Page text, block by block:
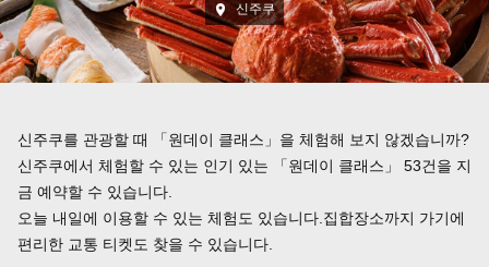
신주쿠
신주쿠를 관광할 때 「원데이 클래스」을 체험해 보지 않겠습니까?
신주쿠에서 체험할 수 있는 인기 있는 「원데이 클래스」 53건을 지
금 예약할 수 있습니다.
오늘 내일에 이용할 수 있는 체험도 있습니다.집합장소까지 가기에
편리한 교통 티켓도 찾을 수 있습니다.